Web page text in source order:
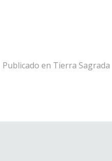
Publicado en Tierra Sagrada